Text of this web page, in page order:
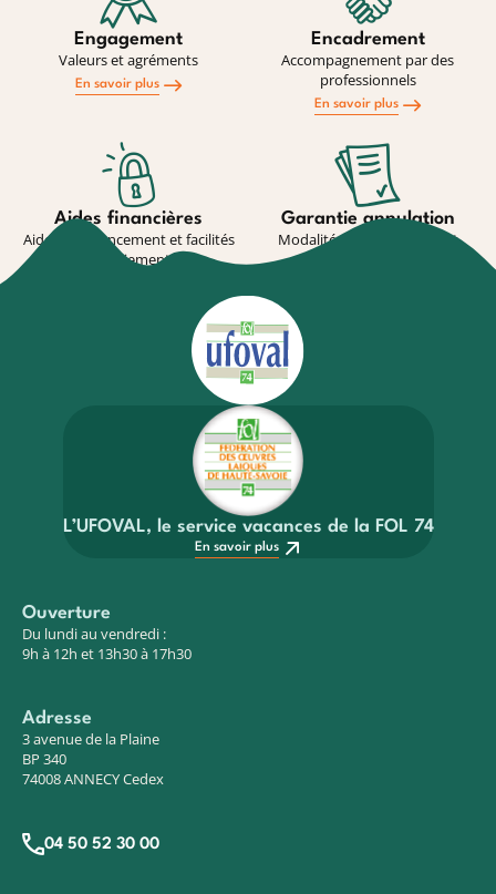
Engagement
Valeurs et agréments
En savoir plus
Encadrement
Accompagnement par des
professionnels
En savoir plus
Aides financières
Aides au financement et facilités
de paiement
Garantie annulation
Modalité de souscription et
L’UFOVAL, le service vacances de la FOL 74
En savoir plus
Ouverture
Du lundi au vendredi :
9h à 12h et 13h30 à 17h30
Adresse
3 avenue de la Plaine
BP 340
74008 ANNECY Cedex
04 50 52 30 00